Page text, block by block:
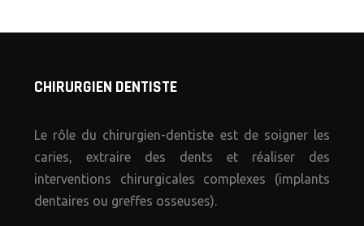
CHIRURGIEN DENTISTE
Le rôle du chirurgien-dentiste est de soigner les
caries, extraire des dents et réaliser des
interventions chirurgicales complexes (implants
dentaires ou greffes osseuses).